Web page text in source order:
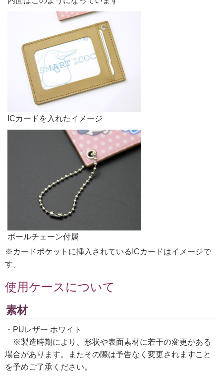
ICカードを入れたイメージ
ボールチェーン付属
※カードポケットに挿入されているICカードはイメージで
す。
使用ケースについて
素材
・PUレザー ホワイト
※製造時期により、形状や表面素材に若干の変更がある
場合があります。またその際は予告なく変更されますこと
を予めご了承ください。